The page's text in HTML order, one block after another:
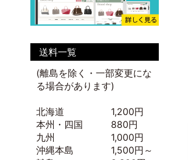
送料一覧
(離島を除く・一部変更にな
る場合があります)
北海道 1,200円
本州・四国 880円
九州 1,000円
沖縄本島 1,500円～